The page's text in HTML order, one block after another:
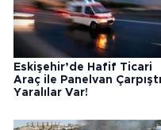
Eskişehir’de Hafif Ticari
Araç ile Panelvan
Yaralılar Var!